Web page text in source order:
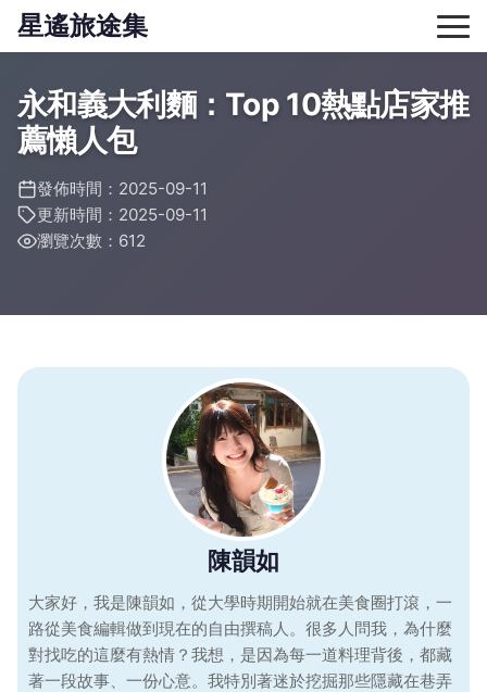
星遙旅途集
永和義大利麵：Top 10熱點店家推
薦懶人包
發佈時間：2025-09-11
更新時間：2025-09-11
瀏覽次數：612
陳韻如
大家好，我是陳韻如，從大學時期開始就在美食圈打滾，一
路從美食編輯做到現在的自由撰稿人。很多人問我，為什麼
對找吃的這麼有熱情？我想，是因為每一道料理背後，都藏
著一段故事、一份心意。我特別著迷於挖掘那些隱藏在巷弄